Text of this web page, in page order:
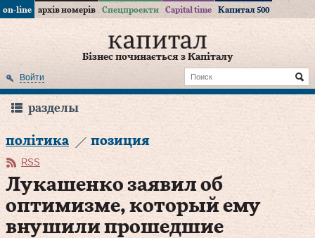
on-line архів номерів Спецпроекти Capital time Капитал 500
Бізнес починається з Капіталу
Войти
разделы
політика позиция
RSS
Лукашенко заявил об
оптимизме, который ему
внушили прошедшие